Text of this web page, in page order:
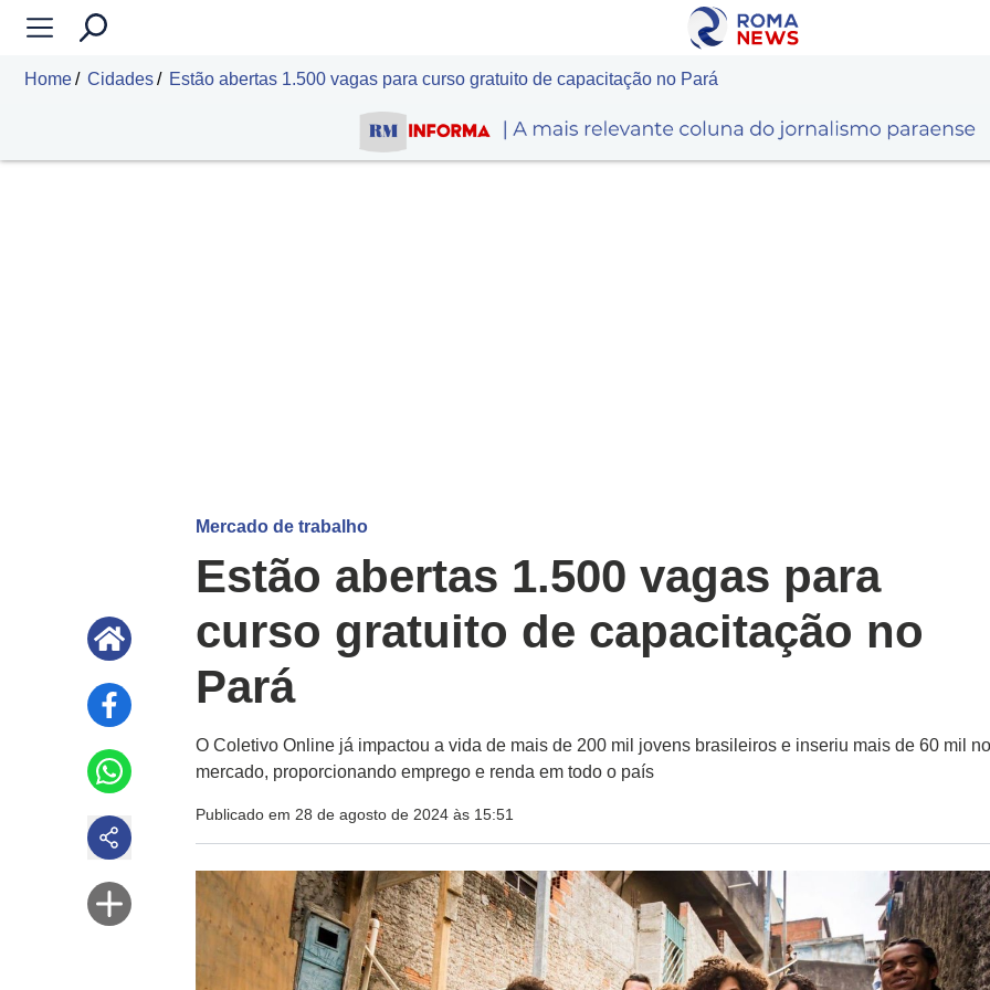
Home Cidades Estão abertas 1.500 vagas para curso gratuito de capacitação no Pará
Mercado de trabalho
Estão abertas 1.500 vagas para
curso gratuito de capacitação no
Pará
O Coletivo Online já impactou a vida de mais de 200 mil jovens brasileiros e inseriu mais de 60 mil
mercado, proporcionando emprego e renda em todo o país
Publicado em 28 de agosto de 2024 às 15:51